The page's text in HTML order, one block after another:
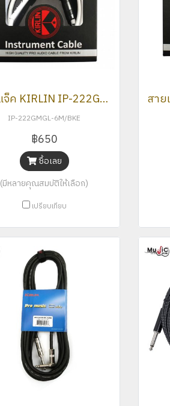
สายแจ็ค KIRLIN IP-222GMGL-6M
IP-222GMGL-6M/BKE
฿650
ซื้อเลย
(มีหลายคุณสมบัติให้เลือก)
เปรียบเทียบ